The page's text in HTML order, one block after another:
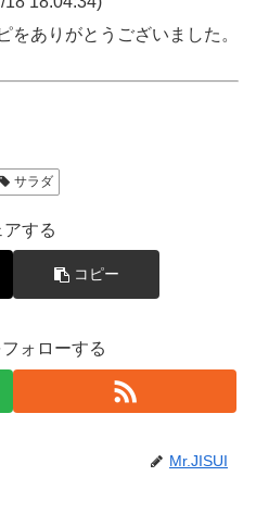
をありがとうございました。
サラダ
アする
コピー
ォローする
Mr.JISUI